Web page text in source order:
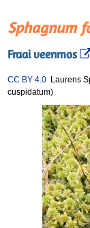
Sphagnum
Fraai veenmos
CC BY 4.0 Laurens
cuspidatum)